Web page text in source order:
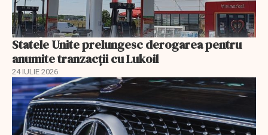
Statele Unite prelungesc derogarea pentru
anumite tranzacții cu Lukoil
24 IULIE 2026